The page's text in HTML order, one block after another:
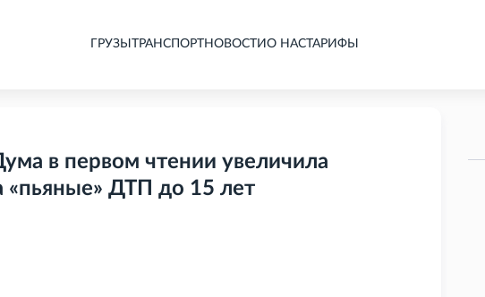
ГРУЗЫ ТРАНСПОРТНОВОСТИ О НАСТАРИФЫ
в первом чтении увеличила
«пьяные» ДТП до 15 лет